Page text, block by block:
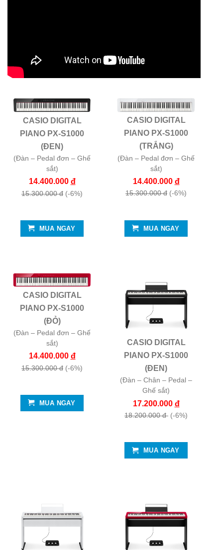
CASIO DIGITAL
PIANO PX-S1000
(ĐEN)
(Đàn – Pedal đơn – Ghế
sắt)
14.400.000 đ
15.300.000 đ (-6%)
MUA NGAY
CASIO DIGITAL
PIANO PX-S1000
(TRẮNG)
(Đàn – Pedal đơn – Ghế
sắt)
14.400.000 đ
15.300.000 đ (-6%)
MUA NGAY
CASIO DIGITAL
PIANO PX-S1000
(ĐỎ)
(Đàn – Pedal đơn – Ghế
sắt)
14.400.000 đ
15.300.000 đ (-6%)
MUA NGAY
CASIO DIGITAL
PIANO PX-S1000
(ĐEN)
(Đàn – Chân – Pedal –
Ghế sắt)
17.200.000 đ
18.200.000 đ (-6%)
MUA NGAY